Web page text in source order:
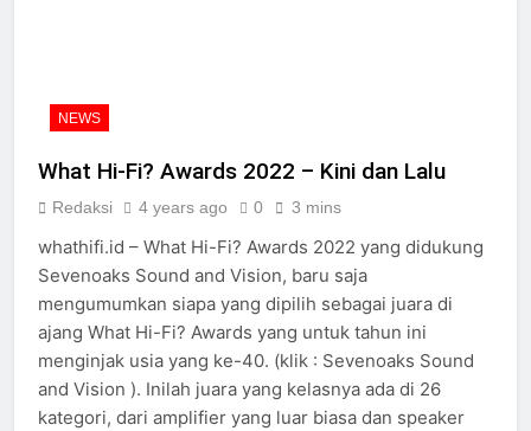
headphone dan speaker
Anda
2 Years Ago
Review Vincent DAC-
Cabasse merilis speaker
spherical Pearl Pelegrina
edisi terbatas
3 Years Ago
NEWS
What Hi-Fi? Awards 2022 – Kini dan Lalu
Redaksi 4 years ago 0 3 mins
whathifi.id – What Hi-Fi? Awards 2022 yang didukung
Sevenoaks Sound and Vision, baru saja
mengumumkan siapa yang dipilih sebagai juara di
ajang What Hi-Fi? Awards yang untuk tahun ini
menginjak usia yang ke-40. (klik : Sevenoaks Sound
and Vision ). Inilah juara yang kelasnya ada di 26
kategori, dari amplifier yang luar biasa dan speaker